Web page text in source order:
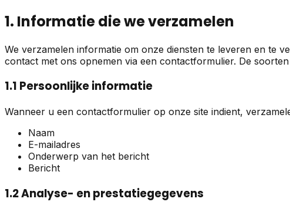
1. Informatie die we verzamelen
We verzamelen informatie om onze diensten te leveren en te
contact met ons opnemen via een contactformulier. De
1.1 Persoonlijke informatie
Wanneer u een contactformulier op onze site indient,
Naam
E-mailadres
Onderwerp van het bericht
Bericht
1.2 Analyse- en prestatiegegevens